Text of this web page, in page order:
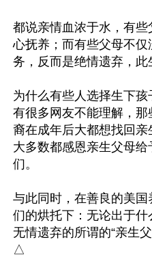
都说亲情血浓于水，有
心抚养；而有些父母不
务，反而是绝情遗弃，此
为什么有些人选择生下
有很多网友不能理解，
裔在成年后大都想找回
大多数都感恩亲生父母
们。
与此同时，在善良的美
们的烘托下：无论出于
无情遗弃的所谓的“亲生